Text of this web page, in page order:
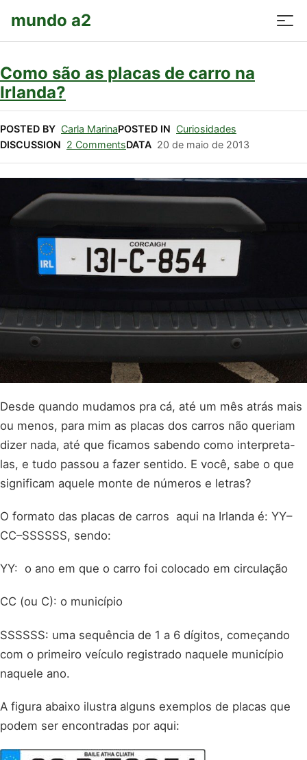
mundo a2
Como são as placas de carro na
Irlanda?
POSTED BY Carla MarinaPOSTED IN Curiosidades
DISCUSSION 2 CommentsDATA 20 de maio de 2013
Desde quando mudamos pra cá, até um mês atrás mais
ou menos, para mim as placas dos carros não queriam
dizer nada, até que ficamos sabendo como interpreta-
las, e tudo passou a fazer sentido. E você, sabe o que
significam aquele monte de números e letras?
O formato das placas de carros aqui na Irlanda é: YY–
CC–SSSSSS, sendo:
YY: o ano em que o carro foi colocado em circulação
CC (ou C): o município
SSSSSS: uma sequência de 1 a 6 dígitos, começando
com o primeiro veículo registrado naquele município
naquele ano.
A figura abaixo ilustra alguns exemplos de placas que
podem ser encontradas por aqui: